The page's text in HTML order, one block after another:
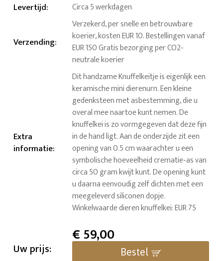
Levertijd: Circa 5 werkdagen
Verzending:
Verzekerd, per snelle en betrouwbare
koerier, kosten EUR 10. Bestellingen vanaf
EUR 150 Gratis bezorging per CO2-
neutrale koerier
Extra
informatie:
Dit handzame Knuffelkeitje is eigenlijk een
keramische mini dierenurn. Een kleine
gedenksteen met asbestemming, die u
overal mee naartoe kunt nemen. De
knuffelkei is zo vormgegeven dat deze fijn
in de hand ligt. Aan de onderzijde zit een
opening van 0.5 cm waarachter u een
symbolische hoeveelheid crematie-as van
circa 50 gram kwijt kunt. De opening kunt
u daarna eenvoudig zelf dichten met een
meegeleverd siliconen dopje.
Winkelwaarde dieren knuffelkei: EUR 75
Uw prijs:
€59,00
Bestel